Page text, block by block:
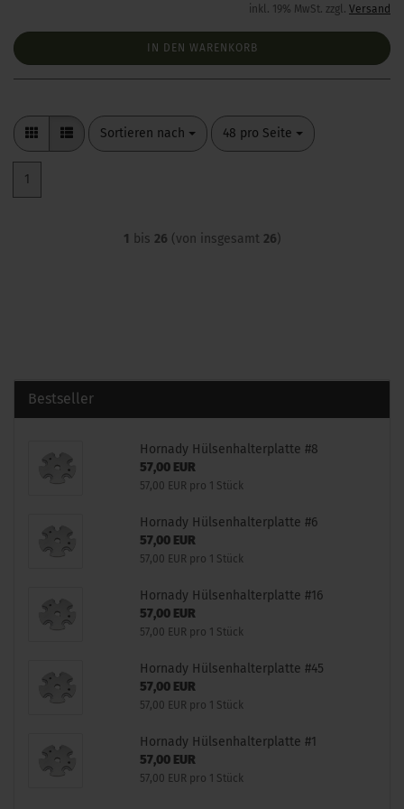
inkl. 19% MwSt. zzgl. Versand
IN DEN WARENKORB
Sortieren nach
Sortieren nach 48 pro Seite
pro Seite
1
1 bis 26 (von insgesamt 26)
Bestseller
Hornady Hülsenhalterplatte #8
57,00 EUR
57,00 EUR pro 1 Stück
Hornady Hülsenhalterplatte #6
57,00 EUR
57,00 EUR pro 1 Stück
Hornady Hülsenhalterplatte #16
57,00 EUR
57,00 EUR pro 1 Stück
Hornady Hülsenhalterplatte #45
57,00 EUR
57,00 EUR pro 1 Stück
Hornady Hülsenhalterplatte #1
57,00 EUR
57,00 EUR pro 1 Stück